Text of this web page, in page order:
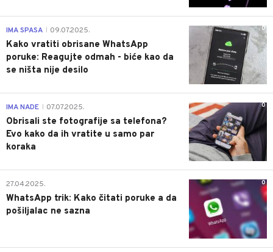
0
IMA SPASA 09.07.2025.
Kako vratiti obrisane WhatsApp
poruke: Reagujte odmah - biće kao da
se ništa nije desilo
0
IMA NADE 07.07.2025.
Obrisali ste fotografije sa telefona?
Evo kako da ih vratite u samo par
koraka
0
27.04.2025.
WhatsApp trik: Kako čitati poruke a da
pošiljalac ne sazna